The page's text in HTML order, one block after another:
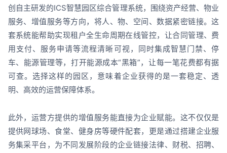
创自主研发的ICS智慧园区综合管理系统，围绕资产经营、物业
服务、增值服务等方向，将人、物、空间、数据紧密链接。这
套系统能帮助实现租户全生命周期在线管控，让合同管理、费
用支付、服务申请等流程清晰可视，同时集成智慧门禁、停
车、能源管理等，打开能源成本“黑箱”，让每一笔花费都有据
可查。选择这样的园区，意味着企业获得的是一套稳定、透
明、高效的运营保障体系。
此外，运营方提供的增值服务能直接为企业赋能。这不仅仅是
提供网球场、食堂、健身房等硬件配套，更是通过搭建企业服
务集采平台，为不同发展阶段的企业链接法律、财税、招聘、